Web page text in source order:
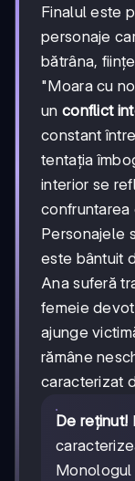
Finalul este
personaje
bătrâna,
"Moara cu
un conflict
constant
tentația
interior se
confruntarea
Personajele
este bântuit
Ana suferă
femeie
ajunge
rămâne
caracterizat
De reținut!
Monologul